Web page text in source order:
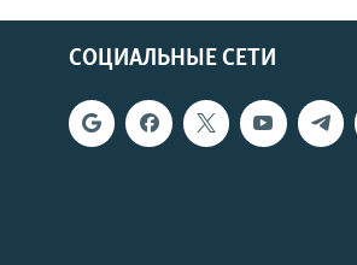
СОЦИАЛЬНЫЕ СЕТИ